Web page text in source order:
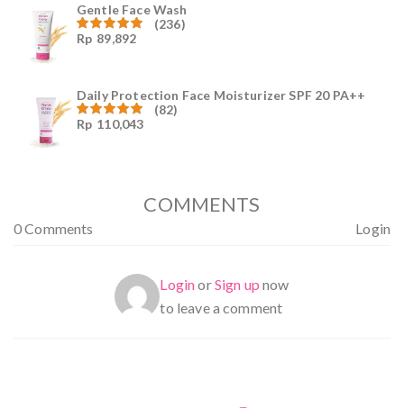
Gentle Face Wash
Dinilai
(236)
Rp 89,892
Daily Protection Face Moisturizer SPF 20 PA++
Dinilai
(82)
Rp 110,043
COMMENTS
0 Comments Login
LoginorSign up now
to leave a comment